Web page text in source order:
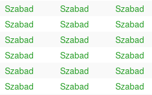
Szabad Szabad
Szabad
Szabad Szabad
Szabad
Szabad Szabad
Szabad
Szabad Szabad
Szabad
Szabad Szabad
Szabad
Szabad Szabad
Szabad